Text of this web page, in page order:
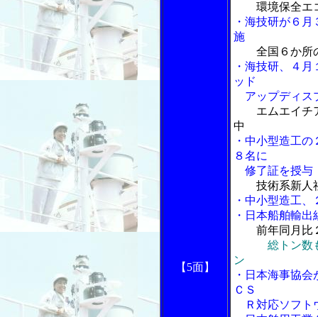
【5面】
環境保全エ
・海技研が６
施
全国６か所
・海技研、４
ッド
アップディス
エムエイチ
中
・中小型造工
８名に
修了証を授与
技術系新人
・中小型造工
・日本船舶輸
前年同月比
総トン数
ン
・日本海事協
ＣＳ
Ｒ対応ソフト